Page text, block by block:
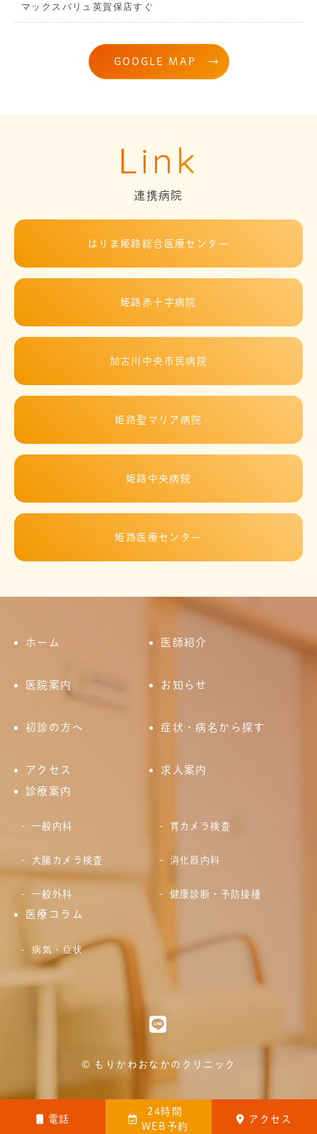
電話
24時間
WEB予約
アクセス
マックスバリュ英賀保店すぐ
GOOGLE MAP
Link
連携病院
はりま姫路総合医療センター
姫路赤十字病院
加古川中央市民病院
姫路聖マリア病院
姫路中央病院
姫路医療センター
ホーム 医師紹介
医院案内 お知らせ
初診の方へ 症状・病名から探す
アクセス
求人案内
診療案内
一般内科 胃カメラ検査
大腸カメラ検査 消化器内科
一般外科 健康診断・予防接種
医療コラム
病気・症状
© もりかわおなかのクリニック